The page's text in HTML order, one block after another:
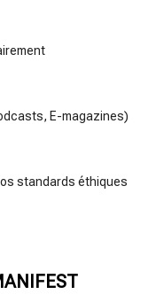
E-magazines)
standards éthiques